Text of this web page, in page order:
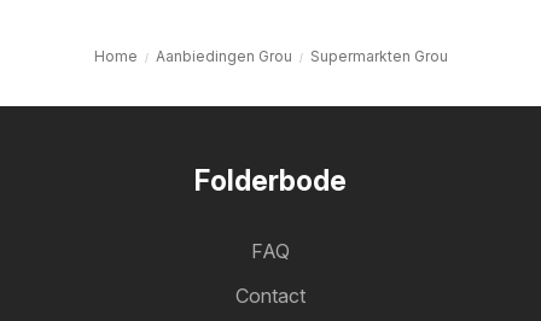
Home Aanbiedingen Grou Supermarkten Grou
Folderbode
FAQ
Contact